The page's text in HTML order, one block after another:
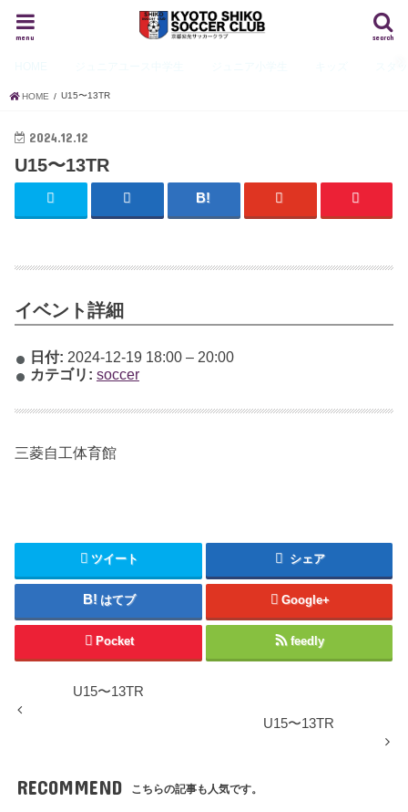
search
menu
HOME U15〜13TR
2024.12.12
U15〜13TR
イベント詳細
日付: 2024-12-19 18:00– 20:00
カテゴリ: soccer
三菱自工体育館
ツイート シェア
はてブ Google+
Pocket feedly
U15〜13TR
U15〜13TR
RECOMMEND こちらの記事も人気です。